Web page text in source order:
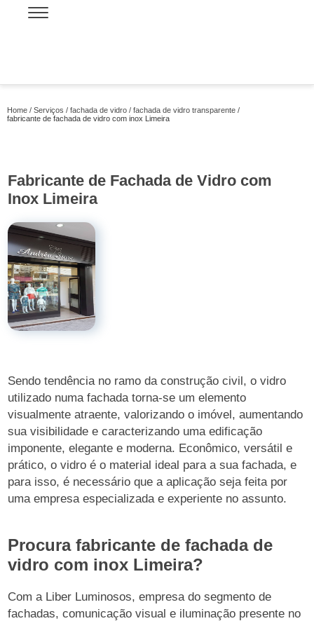
Home Serviços fachada de vidro
fachada de vidro transparente
fabricante de fachada de vidro com inox Limeira
Fabricante de Fachada de Vidro com
Inox Limeira
Sendo tendência no ramo da construção civil, o vidro
utilizado numa fachada torna-se um elemento
visualmente atraente, valorizando o imóvel, aumentando
sua visibilidade e caracterizando uma edificação
imponente, elegante e moderna. Econômico, versátil e
prático, o vidro é o material ideal para a sua fachada, e
para isso, é necessário que a aplicação seja feita por
uma empresa especializada e experiente no assunto.
Procura fabricante de fachada de
vidro com inox Limeira?
Com a Liber Luminosos, empresa do segmento de
fachadas, comunicação visual e iluminação presente no